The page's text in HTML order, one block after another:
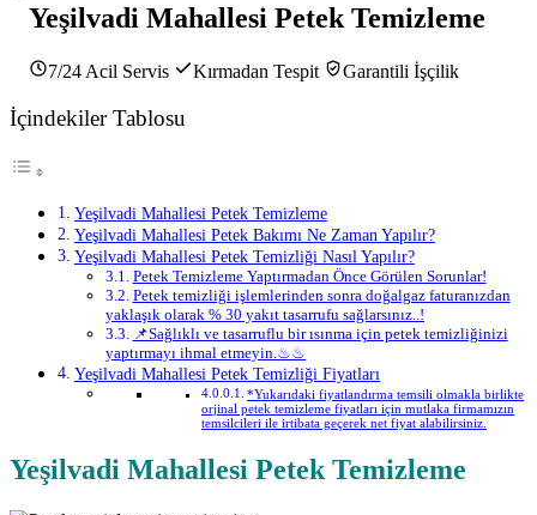
Yeşilvadi Mahallesi Petek Temizleme
7/24 Acil Servis Kırmadan Tespit Garantili İşçilik
İçindekiler Tablosu
Yeşilvadi Mahallesi Petek Temizleme
Yeşilvadi Mahallesi Petek Bakımı Ne Zaman Yapılır?
Yeşilvadi Mahallesi Petek Temizliği Nasıl Yapılır?
Petek Temizleme Yaptırmadan Önce Görülen Sorunlar!
Petek temizliği işlemlerinden sonra doğalgaz faturanızdan
yaklaşık olarak % 30 yakıt tasarrufu sağlarsınız..!
📌Sağlıklı ve tasarruflu bir ısınma için petek temizliğinizi
yaptırmayı ihmal etmeyin.♨♨
Yeşilvadi Mahallesi Petek Temizliği Fiyatları
*Yukarıdaki fiyatlandırma temsili olmakla birlikte
orjinal petek temizleme fiyatları için mutlaka firmamızın
temsilcileri ile irtibata geçerek net fiyat alabilirsiniz.
Yeşilvadi Mahallesi Petek Temizleme